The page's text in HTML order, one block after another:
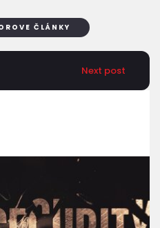
ČLÁNKY
Next post